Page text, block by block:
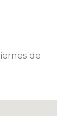
de